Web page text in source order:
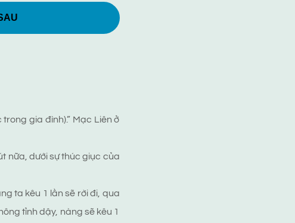
gia đình).” Mạc Liên ở
nữa, dưới sự thúc giục của
ta kêu 1 lần sẽ rời đi, qua
tỉnh dậy, nàng sẽ kêu 1